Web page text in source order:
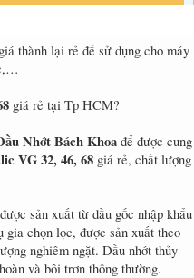
thành lại rẻ để sử dụng cho máy
giá rẻ tại Tp HCM?
Nhớt Bách Khoa để được cung
VG 32, 46, 68 giá rẻ, chất lượng
được sản xuất từ dầu gốc nhập khẩu
chọn lọc, được sản xuất theo
nghiêm ngặt. Dầu nhớt thủy
và bôi trơn thông thường.